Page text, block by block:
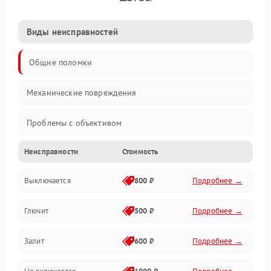
Виды неисправностей
Общие поломки
Механические повреждения
Проблемы с объективом
Электронные ошибки
Механические проблемы
Матрица и оптика
Питание и питание цепей
Неисправности Стоимость
Выключается 800 ₽ Подробнее →
Глючит 500 ₽ Подробнее →
Залит 600 ₽ Подробнее →